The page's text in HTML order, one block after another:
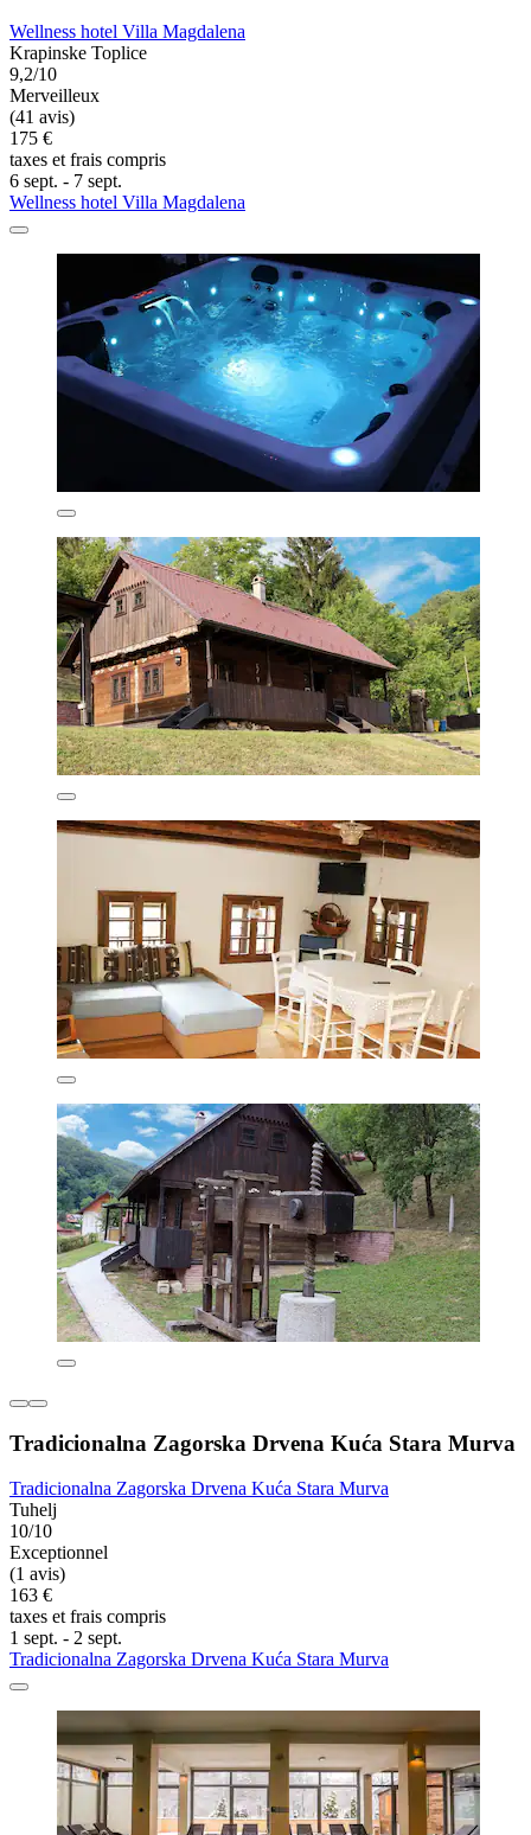
Wellness hotel Villa Magdalena
Krapinske Toplice
9,2/10
Merveilleux
(41 avis)
175 €
taxes et frais compris
6 sept. - 7 sept.
Wellness hotel Villa Magdalena
Tradicionalna Zagorska Drvena Kuća Stara Murva
Tradicionalna Zagorska Drvena Kuća Stara Murva
Tuhelj
10/10
Exceptionnel
(1 avis)
163 €
taxes et frais compris
1 sept. - 2 sept.
Tradicionalna Zagorska Drvena Kuća Stara Murva